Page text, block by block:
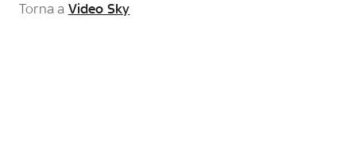
Torna a Video Sky